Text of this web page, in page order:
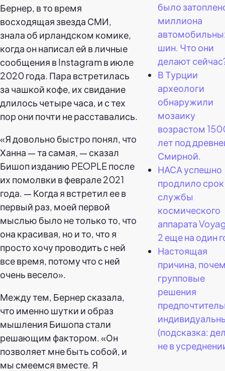
Бернер, в то время
восходящая звезда СМИ,
знала об ирландском комике,
когда он написал ей в личные
сообщения в Instagram в июле
2020 года. Пара встретилась
за чашкой кофе, их свидание
длилось четыре часа, и с тех
пор они почти не расставались.
«Я довольно быстро понял, что
Ханна — та самая, — сказал
Бишоп изданию PEOPLE после
их помолвки в феврале 2021
года. — Когда я встретил ее в
первый раз, моей первой
мыслью было не только то, что
она красивая, но и то, что я
просто хочу проводить с ней
все время, потому что с ней
очень весело».
Между тем, Бернер сказала,
что именно шутки и образ
мышления Бишопа стали
решающим фактором. «Он
позволяет мне быть собой, и
мы смеемся вместе. Я
было
миллиона
шин. Что они
делают
В Турции
археологи
обнаружили
мозаику
возрастом
лет под
Смирной.
НАСА успешно
продлило срок
службы
космического
аппарата
2 еще на один
Настоящая
причина,
групповые
решения
(подсказка:
не в